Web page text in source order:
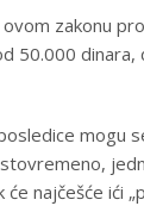
zakonu
50.000 dinara,
mogu
će najčešće ići